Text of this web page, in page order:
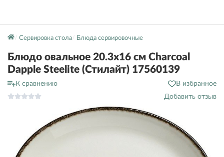
Сервировка стола Блюда сервировочные
Блюдо овальное 20.3х16 см Charcoal
Dapple Steelite (Стилайт) 17560139
К сравнению
В избранное
Добавить отзыв